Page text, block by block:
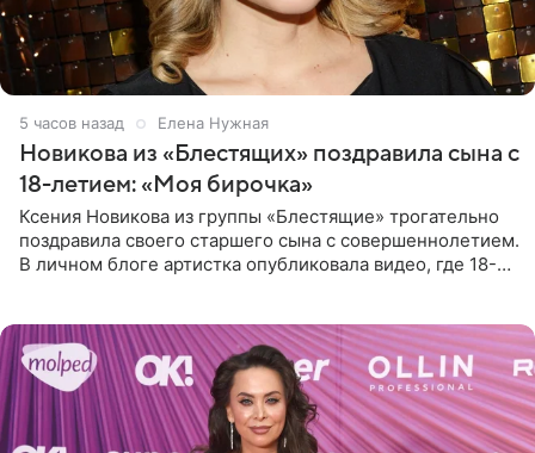
5 часов назад Елена Нужная
Новикова из «Блестящих» поздравила сына с
18-летием: «Моя бирочка»
Ксения Новикова из группы «Блестящие» трогательно
поздравила своего старшего сына с совершеннолетием.
В личном блоге артистка опубликовала видео, где 18-